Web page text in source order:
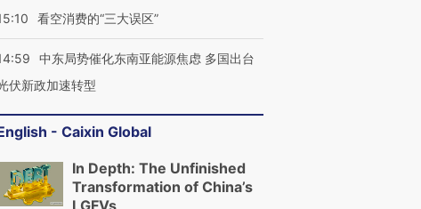
看空消费的“三大误区”
中东局势催化东南亚能源焦虑 多国出台
伏新政加速转型
- Caixin Global
In Depth: The Unfinished
Transformation of China’s
LGFVs